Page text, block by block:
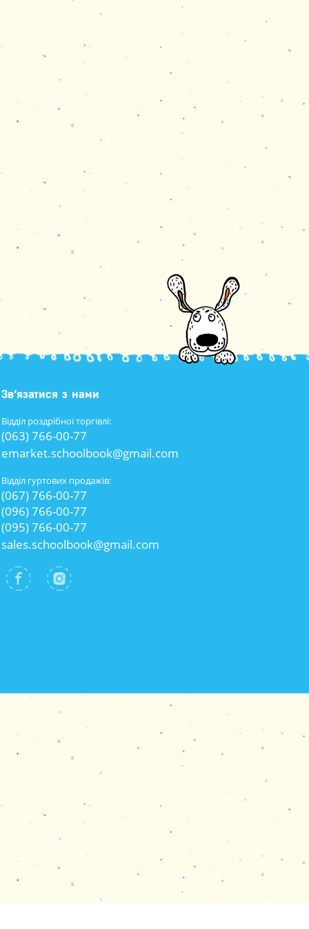
Зв’язатися з нами
Відділ роздрібної торгівлі:
(063) 766-00-77
emarket.schoolbook@gmail.com
Відділ гуртових продажів:
(067) 766-00-77
(096) 766-00-77
(095) 766-00-77
sales.schoolbook@gmail.com